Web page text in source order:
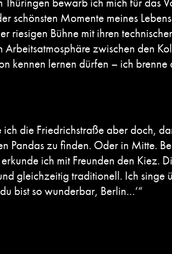
schönsten Momente meines
riesigen Bühne mit ihren
Arbeitsatmosphäre zwischen den
kennen lernen dürfen – ich
ich die Friedrichstraße aber doch,
Pandas zu finden. Oder in Mitte.
ich mit Freunden den Kiez.
gleichzeitig traditionell. Ich singe
bist so wunderbar, Berlin…‘“